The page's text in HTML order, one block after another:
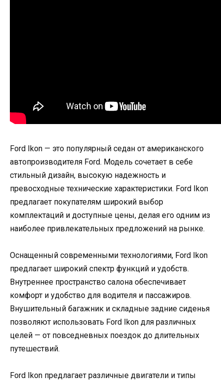
Ford Ikon — это популярный седан от американского
автопроизводителя Ford. Модель сочетает в себе
стильный дизайн, высокую надежность и
превосходные технические характеристики. Ford Ikon
предлагает покупателям широкий выбор
комплектаций и доступные цены, делая его одним из
наиболее привлекательных предложений на рынке.
Оснащенный современными технологиями, Ford Ikon
предлагает широкий спектр функций и удобств.
Внутреннее пространство салона обеспечивает
комфорт и удобство для водителя и пассажиров.
Внушительный багажник и складные задние сиденья
позволяют использовать Ford Ikon для различных
целей — от повседневных поездок до длительных
путешествий.
Ford Ikon предлагает различные двигатели и типы